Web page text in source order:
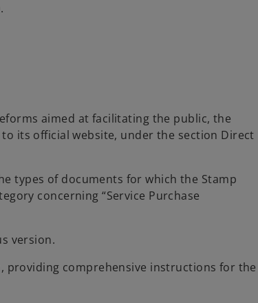
aimed at facilitating the public, the
its official website, under the section Direct
types of documents for which the Stamp
concerning “Service Purchase
version.
providing comprehensive instructions for the